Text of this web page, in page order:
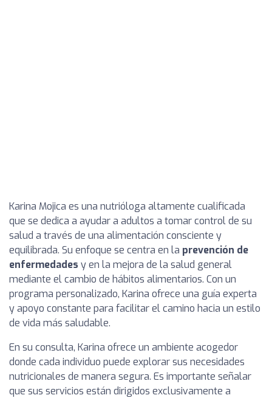
Karina Mojica es una nutrióloga altamente cualificada
que se dedica a ayudar a adultos a tomar control de su
salud a través de una alimentación consciente y
equilibrada. Su enfoque se centra en la prevención de
enfermedades y en la mejora de la salud general
mediante el cambio de hábitos alimentarios. Con un
programa personalizado, Karina ofrece una guía experta
y apoyo constante para facilitar el camino hacia un estilo
de vida más saludable.
En su consulta, Karina ofrece un ambiente acogedor
donde cada individuo puede explorar sus necesidades
nutricionales de manera segura. Es importante señalar
que sus servicios están dirigidos exclusivamente a